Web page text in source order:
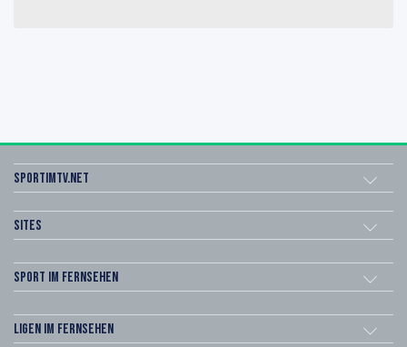
sportimtv.net
Sites
Sport im Fernsehen
Ligen im Fernsehen